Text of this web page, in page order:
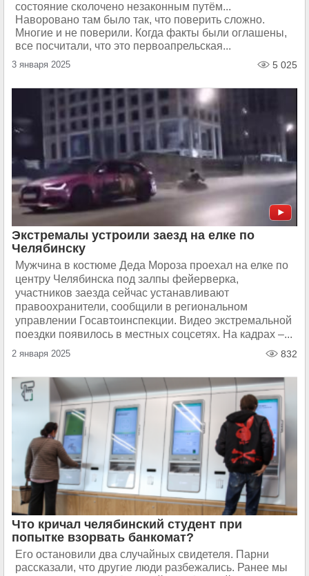
состояние сколочено незаконным путём...
Наворовано там было так, что поверить сложно.
Многие и не поверили. Когда факты были оглашены,
все посчитали, что это первоапрельская...
3 января 2025 5 025
Экстремалы устроили заезд на елке по
Челябинску
Мужчина в костюме Деда Мороза проехал на елке по
центру Челябинска под залпы фейерверка,
участников заезда сейчас устанавливают
правоохранители, сообщили в региональном
управлении Госавтоинспекции. Видео экстремальной
поездки появилось в местных соцсетях. На кадрах –...
2 января 2025 832
Что кричал челябинский студент при
попытке взорвать банкомат?
Его остановили два случайных свидетеля. Парни
рассказали, что другие люди разбежались. Ранее мы